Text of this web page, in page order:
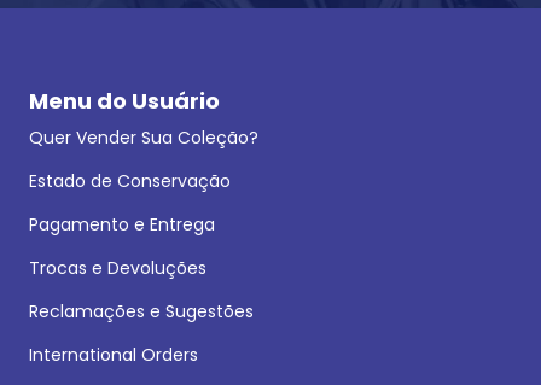
Menu do Usuário
Quer Vender Sua Coleção?
Estado de Conservação
Pagamento e Entrega
Trocas e Devoluções
Reclamações e Sugestões
International Orders